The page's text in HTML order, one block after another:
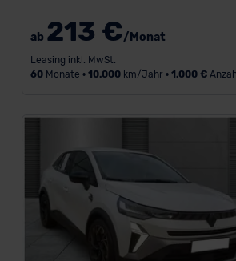
ab 213 €/Monat
Leasing inkl. MwSt.
60Monate • 10.000km/Jahr • 1.000 €